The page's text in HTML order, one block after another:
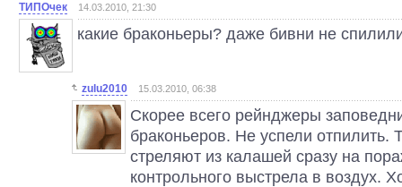
ТИПОчек 14.03.2010, 21:30
какие браконьеры? даже бивни не
zulu2010 15.03.2010, 06:38
Скорее всего рейнджеры
браконьеров. Не успели
стреляют из калашей сразу на
контрольного выстрела в воздух.